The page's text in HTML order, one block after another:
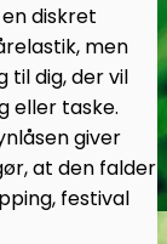
diskret
men
til dig, der vil
eller taske.
giver
at den falder
festival